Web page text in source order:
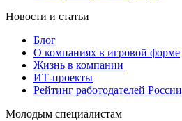
Новости и статьи
Блог
О компаниях в игровой форме
Жизнь в компании
ИТ-проекты
Рейтинг работодателей России
Молодым специалистам